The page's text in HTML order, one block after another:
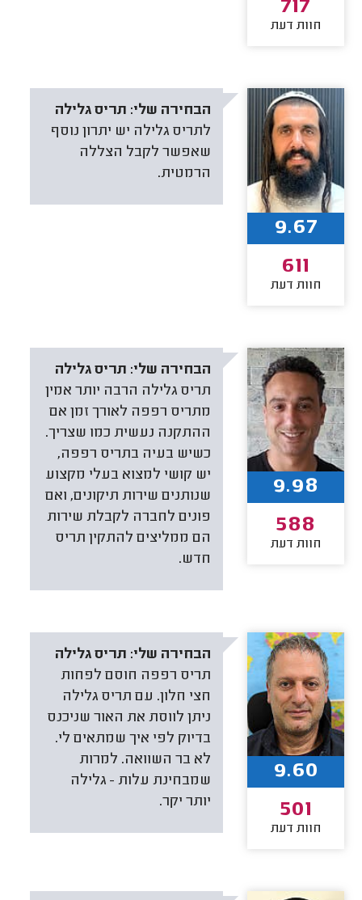
717
חוות דעת
הבחירה שלי: תריס גלילה
לתריס גלילה יש יתרון נוסף
שאפשר לקבל הצללה
הרמטית.
9.67
611
חוות דעת
הבחירה שלי: תריס גלילה
תריס גלילה הרבה יותר אמין
מתריס רפפה לאורך זמן אם
ההתקנה נעשית כמו שצריך.
כשיש בעיה בתריס רפפה,
יש קושי למצוא בעלי מקצוע
שנותנים שירות תיקונים, ואם
פונים לחברה לקבלת שירות
הם ממליצים להתקין תריס
חדש.
9.98
588
חוות דעת
הבחירה שלי: תריס גלילה
תריס רפפה חוסם לפחות
חצי חלון. עם תריס גלילה
ניתן לווסת את האור שניכנס
בדיוק לפי איך שמתאים לי.
לא בר השוואה. למרות
שמבחינת עלות - גלילה
יותר יקר.
9.60
501
חוות דעת